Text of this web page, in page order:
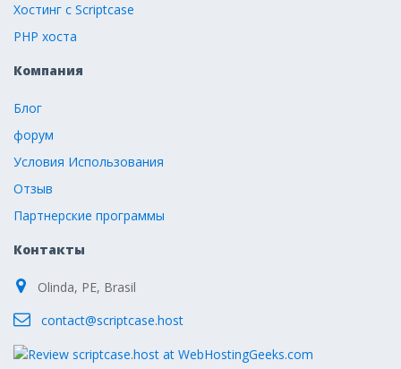
Хостинг с Scriptcase
PHP хоста
Компания
Блог
форум
Условия Использования
Отзыв
Партнерские программы
Контакты
Olinda, PE, Brasil
contact@scriptcase.host